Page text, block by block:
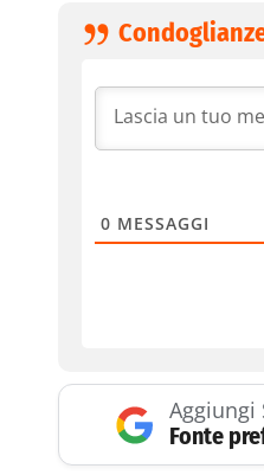
0 MESSAGGI
Aggiungi
Fonte